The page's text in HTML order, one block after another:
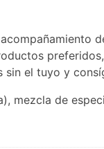
sin el tuyo y
mezcla de